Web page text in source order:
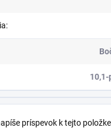
:
príspevok k tejto